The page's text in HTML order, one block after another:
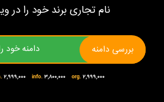
نام تجاری برند خود را در
بررسی دامنه
۲,۹۹۹,۰۰۰ info. ۳,۸۰۰,۰۰۰ org. ۲,۹۹۹,۰۰۰